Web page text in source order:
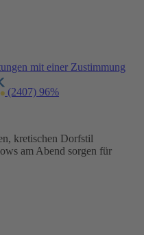
mit einer Zustimmung
(2407) 96%
kretischen Dorfstil
am Abend sorgen für